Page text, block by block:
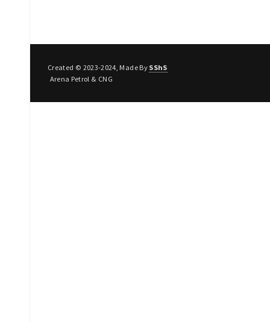
Created © 2023-2024, Made By SShS
Arena Petrol & CNG